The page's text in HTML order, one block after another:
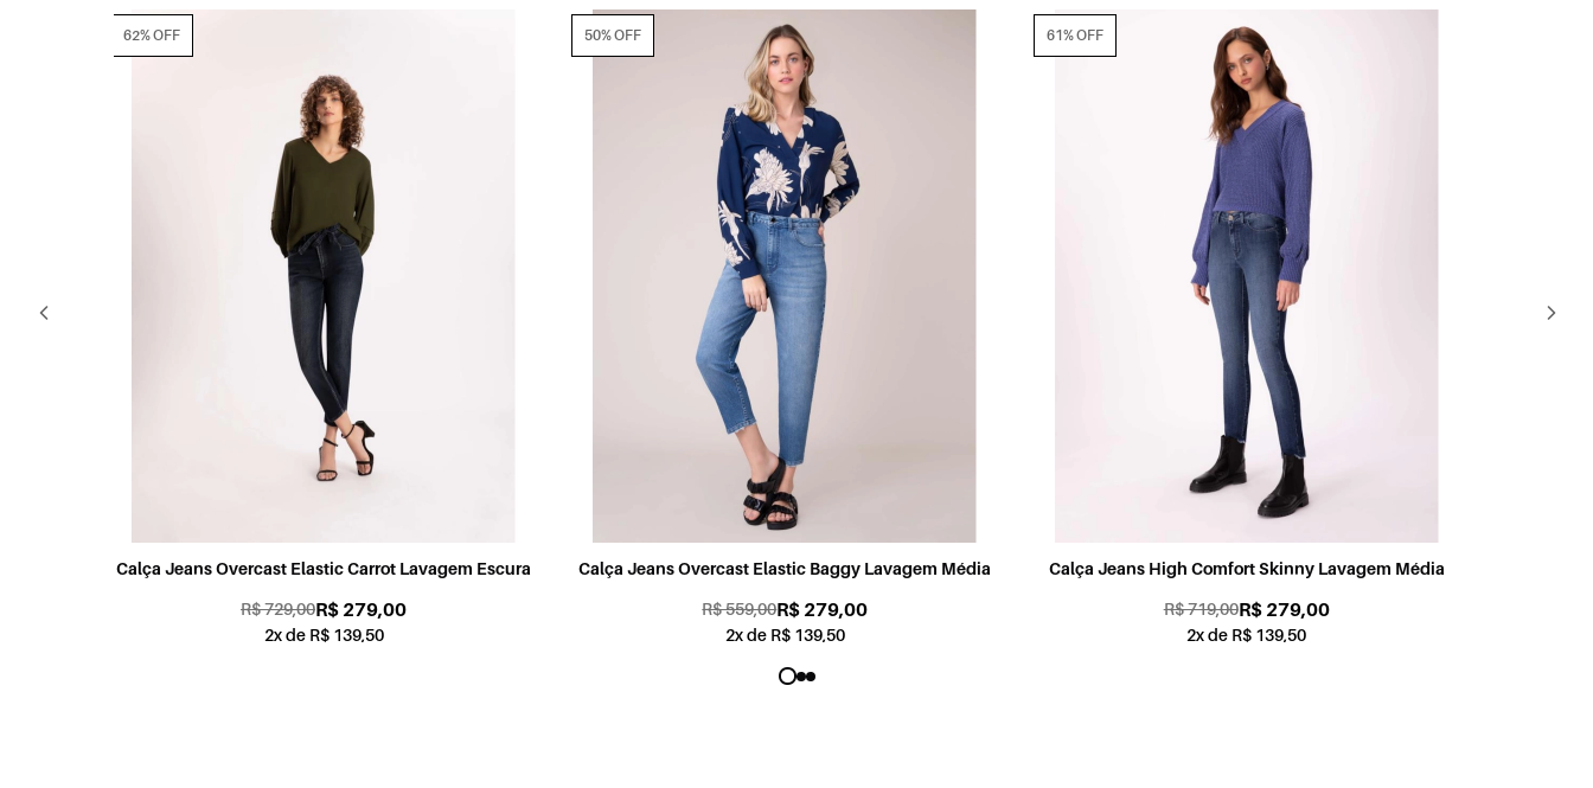
Calça Jeans Overcast Elastic Baggy Lavagem Média
R$ 559,00R$ 279,00
2x de R$ 139,50
50% OFF
Calça Jeans High Comfort Skinny Lavagem Média
R$ 719,00R$ 279,00
2x de R$ 139,50
61% OFF
Calça Jeans Vintage Denim Lavagem Clara
R$ 719,00R$ 279,00
2x de R$ 139,50
61% OFF